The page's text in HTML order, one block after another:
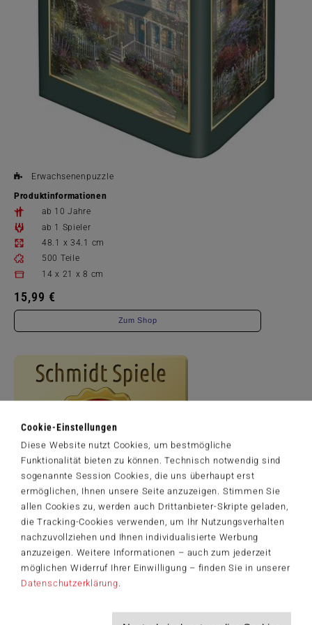
Cookie-Einstellungen
Diese Website nutzt Cookies, um bestmögliche
Funktionalität bieten zu können. Technisch notwendig sind
sogenannte Session Cookies, die uns überhaupt erst
ermöglichen, Ihnen unsere Seite anzuzeigen. Stimmen Sie
allen Cookies zu, werden auch Drittanbieter-Skripte geladen,
die Tracking-Cookies verwenden, um Ihr Nutzungsverhalten
nachzuvollziehen und Ihnen individualisierte Werbung
anzuzeigen. Weitere Informationen – auch zum jederzeit
möglichen Widerruf Ihrer Einwilligung – finden Sie in unserer
Datenschutzerklärung.
Erwachsenenpuzzle
Produktinformationen
ab 10 Jahre
ab 1 Spieler
48.1 x 34.1 cm
500 Teile
14 x 21 x 8 cm
15,99 €
Zum Shop
Victoria Garden II ©1997 Nanette Kinkade Family Trust